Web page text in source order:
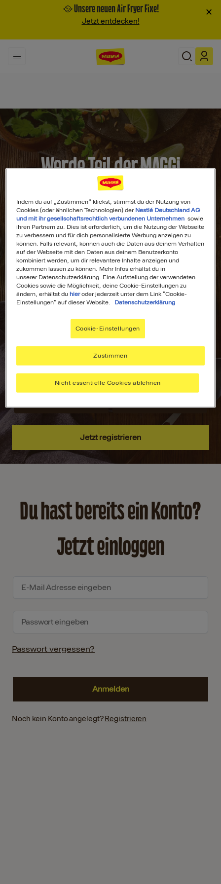
🥘 Unsere neuen Air Fryer Fixe!
Jetzt entdecken!
×
Werde Teil der MAGGI
Community
All Deine
Lieblingsrezepte
an einem Ort!
suchen –
speichere deine
aller liebsten
Rezepte, sammle
Inspiration und
hab alles immer
griffbereit.
Dein
Wochenplaner für
stressfreies
Kochen!
Plane deine
Mahlzeiten mit
dem MAGGI
passend zu
deinen Vorlieben.
Jetzt registrieren
Du hast bereits ein Konto?
Jetzt einloggen
Passwort vergessen?
Noch kein Konto angelegt? Registrieren
Indem du auf „Zustimmen“ klickst, stimmst du der Nutzung von
Cookies (oder ähnlichen Technologien) der Nestlé Deutschland AG
und mit ihr gesellschaftsrechtlich verbundenen Unternehmen sowie
ihren Partnern zu. Dies ist erforderlich, um die Nutzung der Webseite
zu verbessern und für dich personalisierte Werbung anzeigen zu
können. Falls relevant, können auch die Daten aus deinem Verhalten
auf der Webseite mit den Daten aus deinem Benutzerkonto
kombiniert werden, um dir relevantere Inhalte anzeigen und
zukommen lassen zu können. Mehr Infos erhältst du in
unserer Datenschutzerklärung. Eine Aufstellung der verwendeten
Cookies sowie die Möglichkeit, deine Cookie-Einstellungen zu
ändern, erhältst du hieroder jederzeit unter dem Link "Cookie-
Einstellungen" auf dieser Website.
Datenschutzerklärung
Cookie-Einstellungen
Nicht essentielle Cookies ablehnen
Zustimmen